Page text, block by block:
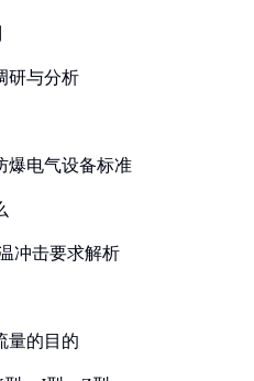
研与分析
爆电气设备标准
冲击要求解析
量的目的